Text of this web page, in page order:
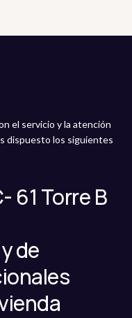
el servicio y la atención
dispuesto los siguientes
61 Torre B
de